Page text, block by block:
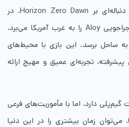
Horizon Forbidden West، دنباله‌ای بر Horizon Zero Dawn، در
فوریه 2022 منتشر شد و ماجراجویی Aloy را به غرب آمریکا می‌برد،
ساحل برسد. این بازی با محیط‌های
پیشرفته، تجربه‌ای عمیق و مهیج ارائه
اصلی حدود 29 ساعت گیم‌پلی دارد، اما با مأموریت‌های فرعی
می‌توان زمان بیشتری را در این دنیا